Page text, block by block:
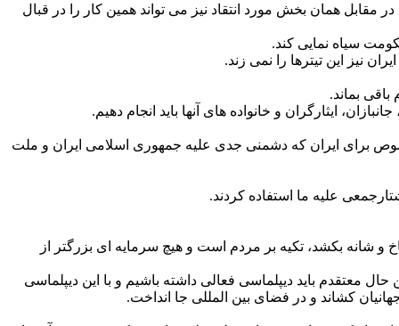
همان بخش مورد انتقاد نیز می تواند همین کار را در قبال
سیاه نمایی کند.
نیز این تیترها را نمی زند.
بماند.
ایثارگران و خانواده های آنها باید انجام دهیم.
برای ایران که دشمنی جدی علیه جمهوری اسلامی ایران و ملت
علیه ما استفاده کردند.
و شانه بکشد، تکیه بر مردم است و هیچ سرمایه ای بزرگتر از
حال معتقدم باید دیپلماسی فعالی داشته باشیم و با این دیپلماسی
کشاند و در فضای بین المللی جا انداخت.